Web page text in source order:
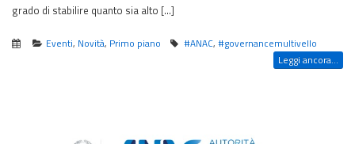
grado di stabilire quanto sia alto […]
Eventi, Novità, Primo piano #ANAC,#governancemultivello
Leggi ancora...